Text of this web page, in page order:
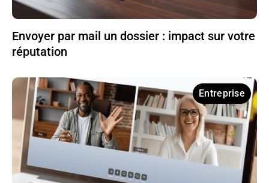
Envoyer par mail un dossier : impact sur votre
réputation
Entreprise